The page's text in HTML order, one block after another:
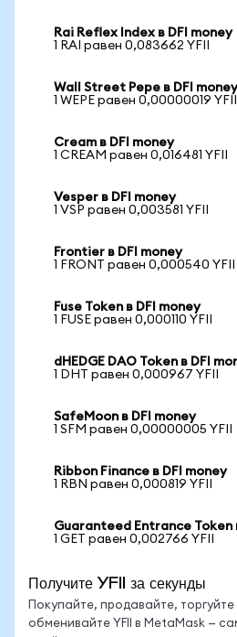
Rai Reflex Index в DFI money
1 RAI равен 0,083662 YFII
Wall Street Pepe в DFI money
1 WEPE равен 0,00000019 YFII
Cream в DFI money
1 CREAM равен 0,016481 YFII
Vesper в DFI money
1 VSP равен 0,003581 YFII
Frontier в DFI money
1 FRONT равен 0,000540 YFII
Fuse Token в DFI money
1 FUSE равен 0,000110 YFII
dHEDGE DAO Token в DFI
1 DHT равен 0,000967 YFII
SafeMoon в DFI money
1 SFM равен 0,00000005 YFII
Ribbon Finance в DFI money
1 RBN равен 0,000819 YFII
Guaranteed Entrance Token
1 GET равен 0,002766 YFII
Получите YFII за секунды
Покупайте, продавайте, торгуйте
обменивайте YFII в MetaMask —